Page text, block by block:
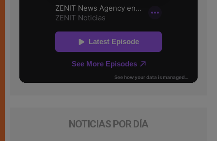
NOTICIAS POR DÍA